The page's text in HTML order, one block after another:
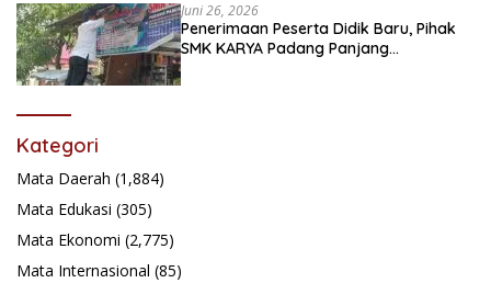
Juni 26, 2026
Penerimaan Peserta Didik Baru, Pihak
SMK KARYA Padang Panjang
Kategori
Mata Daerah (1,884)
Mata Edukasi (305)
Mata Ekonomi (2,775)
Mata Internasional (85)